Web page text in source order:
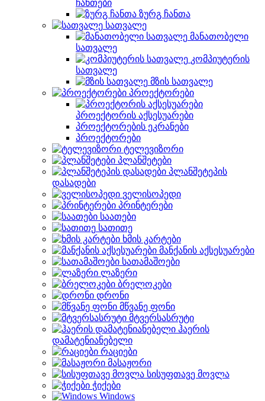
ჩანთები
ზურგ ჩანთა
სათვალე
მანათობელი
სათვალე
კომპიუტერის
სათვალე
მზის სათვალე
პროექტორები
პროექტორის აქსესუარები
პროექტორების ეკრანები
პროექტორები
ტელევიზორი
პლანშეტები
პლანშეტეპის
დასადები
ველისოპედი
პრინტერები
საათები
სათითე
ხმის კარტები
მანქანის აქსესუარები
სათამაშოები
ლაზერი
ბრელოკები
დრონი
მწვანე ფონი
მტვერსასრუტი
ჰაერის
დამატენიანებელი
რაციები
მასაჟორი
სისუფთავე მოვლა
ჭიქები
Windows